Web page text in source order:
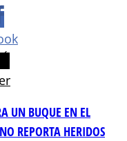
UN BUQUE EN EL
REPORTA HERIDOS